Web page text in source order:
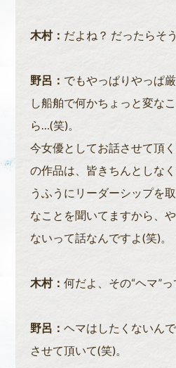
木村： だよね？ だったらそ
野呂： でもやっぱりやっぱ
し船舶で何かちょっと変な
ら…(笑)。
今女優としてお話させて頂
の作品は、皆きちんとしな
うふうにリーダーシップを
なことを聞いてますから、
ないって話なんですよ(笑)。
木村： 何だよ、その“ヘマ”っ
野呂： ヘマはしたくないん
させて頂いて(笑)。